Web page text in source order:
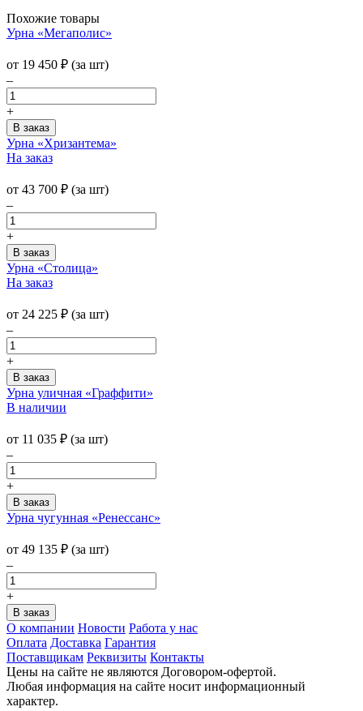
Похожие товары
Урна «Мегаполис»
от 19 450 ₽ (за шт)
–
+
Урна «Хризантема»
На заказ
от 43 700 ₽ (за шт)
–
+
Урна «Столица»
На заказ
от 24 225 ₽ (за шт)
–
+
Урна уличная «Граффити»
В наличии
от 11 035 ₽ (за шт)
–
+
Урна чугунная «Ренессанс»
от 49 135 ₽ (за шт)
–
+
О компании Новости Работа у нас
Оплата Доставка Гарантия
Поставщикам Реквизиты Контакты
Цены на сайте не являются Договором-офертой.
Любая информация на сайте носит информационный
характер.